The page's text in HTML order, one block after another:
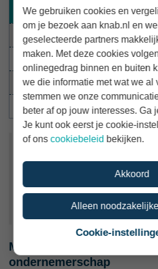
pensioen
Helemaal eens
Eens
Oneens
Helemaal oneens
"Op het moment dat je
ineens, zo lijkt het, meer
Drie kinderen
Minder afhanekelijk van
ondernemerschap
We gebruiken cookies en
om je bezoek aan knab.nl en
geselecteerde partners
maken. Met deze cookies
onlinegedrag binnen en buiten
we die informatie met wat we al
stemmen we onze
beter af op jouw interesses. Ga
Je kunt ook eerst je cookie-
of onscookiebeleid bekijken.
Akkoord
Alleen
Cookie-